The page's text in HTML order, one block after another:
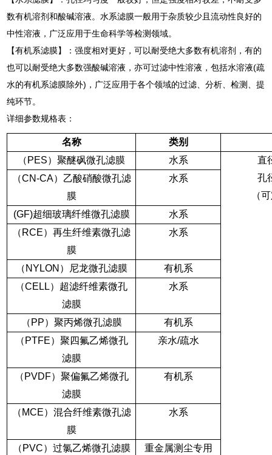
数有机溶剂和酸碱溶液。水系滤膜一般用于杂质较少且流动性良好的
中性溶液，广泛应用于生命科学等检测领域。
【有机系滤膜】：强度相对更好，可以耐受绝大多数有机溶剂，有的
也可以耐受绝大多数强酸碱溶液，亦可过滤中性溶液，包括水溶液(疏
水的有机系滤膜除外)，广泛应用于各个领域的过滤、分析、检测、提
纯环节。
详细参数规格表：
名称
类别
（ PES）聚醚砜微孔滤膜 水系
直
孔
（
（CN-CA）乙酸硝酸微孔滤
膜
水系
(GF)超细玻璃纤维微孔滤膜
水系
（ RCE）再生纤维素微孔滤
膜
水系
（ NYLON ）尼龙微孔滤膜
有机系
（CELL）超滤纤维素微孔
滤膜
水系
（ PP）聚丙烯微孔滤膜
有机系
（ PTFE）聚四氟乙烯微孔
滤膜
亲水/疏水
（ PVDF）聚偏氟乙烯微孔
滤膜
有机系
（ MCE）混合纤维素微孔滤
膜
水系
（ PVC）过氯乙烯微孔滤膜
重金属测尘专用